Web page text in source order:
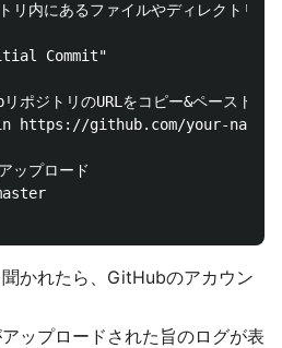
リ内にあるファイルやディレクトリ
Commit"
ポジトリのURLをコピー&ペーストし
https://github.com/your-name/
ップロード
かれたら、GitHubのアカウン
ップロードされた旨のログが表